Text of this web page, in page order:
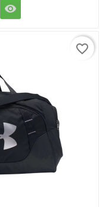

favorite_border